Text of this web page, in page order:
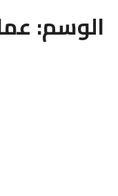
الوسم: